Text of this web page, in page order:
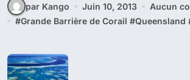
par Kango Juin 10, 2013
Aucun
#Grande Barrière de Corail #Queensland